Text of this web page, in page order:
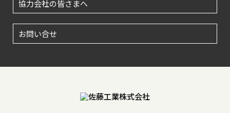
協力会社の皆さまへ
お問い合せ